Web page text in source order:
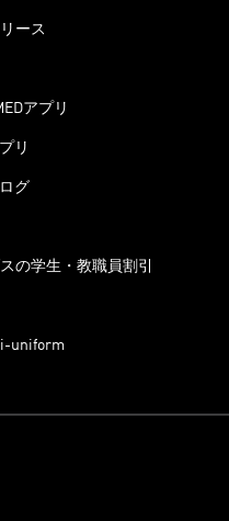
ース
アプリ
リ
グ
の学生・教職員割引
uniform